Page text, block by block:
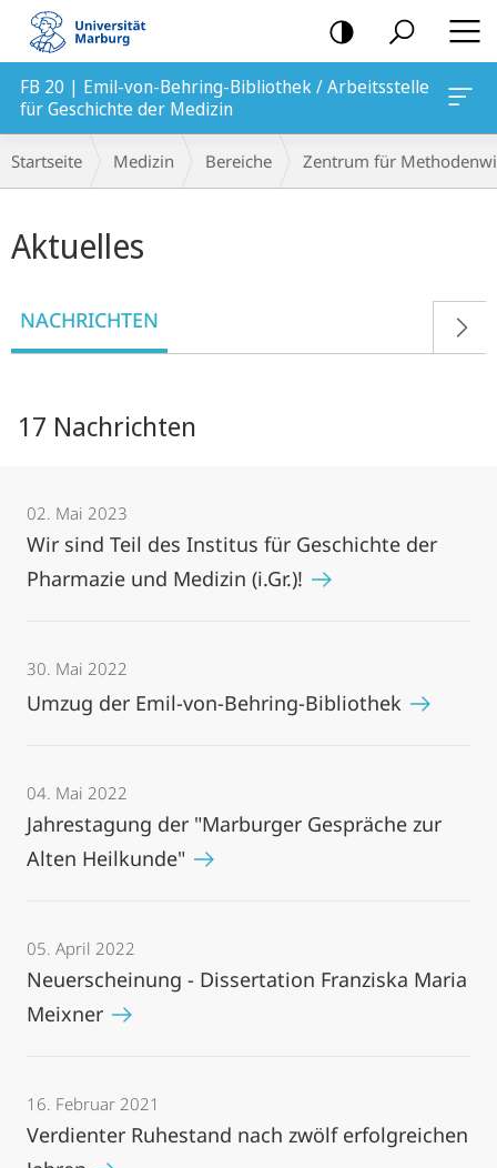
Mobile-
Navigation
FB 20 | Emil-von-Behring-Bibliothek / Arbeitsstelle
für Geschichte der Medizin
Breadcrumb-
Navigation
Startseite Medizin Bereiche Zentrum für
Aktuelles
NACHRICHTEN
17 Nachrichten
02. Mai 2023
Wir sind Teil des Institus für Geschichte der
Pharmazie und Medizin (i.Gr.)!
30. Mai 2022
Umzug der Emil-von-Behring-Bibliothek
04. Mai 2022
Jahrestagung der "Marburger Gespräche zur
Alten Heilkunde"
05. April 2022
Neuerscheinung - Dissertation Franziska Maria
Meixner
16. Februar 2021
Verdienter Ruhestand nach zwölf erfolgreichen